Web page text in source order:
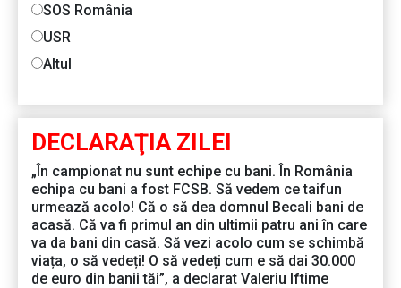
SOS România
USR
Altul
DECLARAŢIA ZILEI
„În campionat nu sunt echipe cu bani. În România
echipa cu bani a fost FCSB. Să vedem ce taifun
urmează acolo! Că o să dea domnul Becali bani de
acasă. Că va fi primul an din ultimii patru ani în care
va da bani din casă. Să vezi acolo cum se schimbă
viața, o să vedeți! O să vedeți cum e să dai 30.000
de euro din banii tăi”, a declarat Valeriu Iftime